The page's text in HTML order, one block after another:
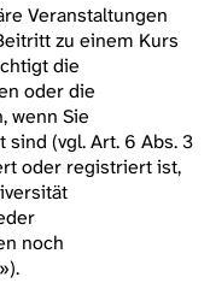
Veranstaltungen
zu einem Kurs
die
oder die
wenn Sie
(vgl. Art. 6 Abs. 3
oder registriert ist,
noch